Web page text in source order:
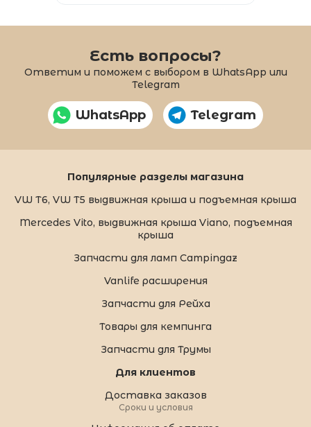
Есть вопросы?
Ответим и поможем с выбором в WhatsApp или
Telegram
WhatsApp Telegram
Популярные разделы магазина
VW T6, VW T5 выдвижная крыша и подъемная крыша
Mercedes Vito, выдвижная крыша Viano, подъемная
крыша
Запчасти для ламп Campingaz
Vanlife расширения
Запчасти для Рейха
Товары для кемпинга
Запчасти для Трумы
Для клиентов
Доставка заказов
Сроки и условия